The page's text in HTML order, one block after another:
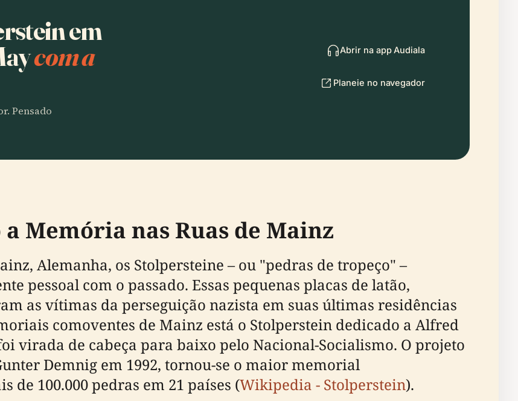
em
com a
Pensado
Abrir na app Audiala
Planeie no navegador
Memória nas Ruas de Mainz
Alemanha, os Stolpersteine – ou "pedras de tropeço" –
pessoal com o passado. Essas pequenas placas de latão,
as vítimas da perseguição nazista em suas últimas residências
comoventes de Mainz está o Stolperstein dedicado a Alfred
virada de cabeça para baixo pelo Nacional-Socialismo. O projeto
Demnig em 1992, tornou-se o maior memorial
de 100.000 pedras em 21 países (Wikipedia - Stolperstein).